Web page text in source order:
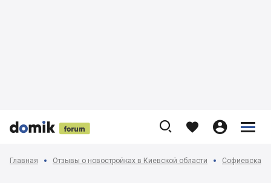


 
    


Главная Отзывы о новостройках в Киевской области Софиевская,